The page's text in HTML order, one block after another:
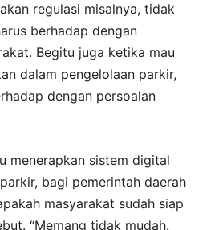
regulasi misalnya, tidak
berhadap dengan
Begitu juga ketika mau
dalam pengelolaan parkir,
dengan persoalan
menerapkan sistem digital
bagi pemerintah daerah
masyarakat sudah siap
“Memang tidak mudah.